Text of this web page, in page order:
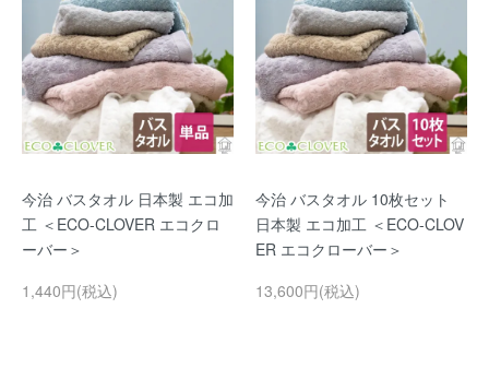
今治 バスタオル 日本製 エコ加
工 ＜ECO-CLOVER エコクロ
ーバー＞
1,440円(税込)
今治 バスタオル 10枚セット
日本製 エコ加工 ＜ECO-CLOV
ER エコクローバー＞
13,600円(税込)